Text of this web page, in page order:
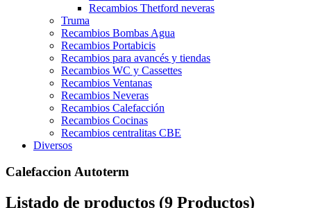
Recambios Thetford neveras
Truma
Recambios Bombas Agua
Recambios Portabicis
Recambios para avancés y tiendas
Recambios WC y Cassettes
Recambios Ventanas
Recambios Neveras
Recambios Calefacción
Recambios Cocinas
Recambios centralitas CBE
Diversos
Calefaccion Autoterm
Listado de productos (9 Productos)